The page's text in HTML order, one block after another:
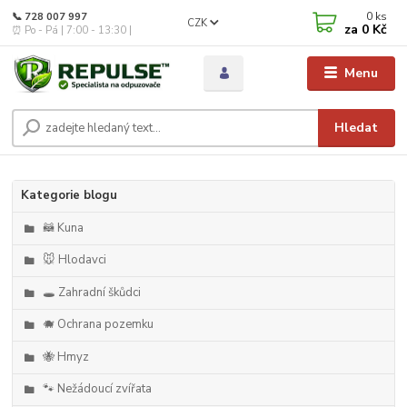
Menu
CZK
Hledat
📞 728 007 997
⏰ Po - Pá | 7:00 - 13:30 |
0 ks
za 0 Kč
Kategorie blogu
🦝 Kuna
🐭 Hlodavci
🕳️ Zahradní škůdci
🐗 Ochrana pozemku
🐝 Hmyz
🐾 Nežádoucí zvířata